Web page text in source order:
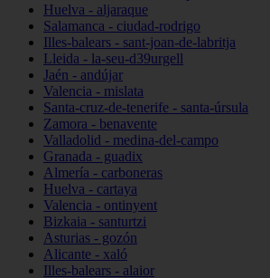
Huelva - aljaraque
Salamanca - ciudad-rodrigo
Illes-balears - sant-joan-de-labritja
Lleida - la-seu-d39urgell
Jaén - andújar
Valencia - mislata
Santa-cruz-de-tenerife - santa-úrsula
Zamora - benavente
Valladolid - medina-del-campo
Granada - guadix
Almería - carboneras
Huelva - cartaya
Valencia - ontinyent
Bizkaia - santurtzi
Asturias - gozón
Alicante - xaló
Illes-balears - alaior